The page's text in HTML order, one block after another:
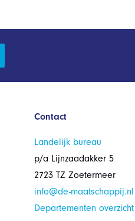
Contact
Landelijk bureau
p/a Lijnzaadakker 5
2723 TZ Zoetermeer
info@de-maatschappij.nl
Departementen overzicht